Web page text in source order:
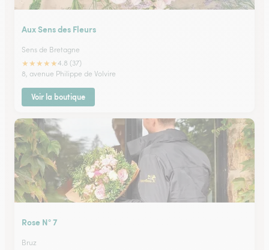
Aux Sens des Fleurs
Sens de Bretagne
★★★★★4.8 (37)
8, avenue Philippe de Volvire
Voir la boutique
Rose N° 7
Bruz